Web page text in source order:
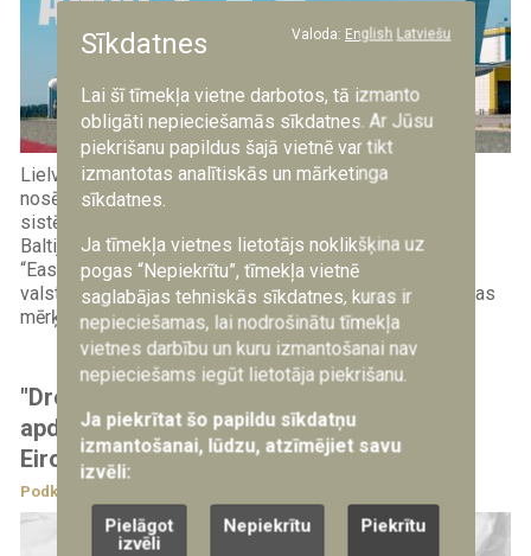
Lielvārdes gaisa spēku bāzē pirmo reizi tās vēsturē
nosēdusies NATO agrās brīdināšanas un kontroles
sistēmas (AWACS) lidmašīna “Boeing” E-3A, kas šobrīd
Baltijas reģionā piedalās divās alianses operācijās:
“Eastern Sentry”, kas vērsta uz Eiropas austrumu flanga
valstu gaisa telpas aizsardzību, un “Baltic Sentinel”, kuras
mērķis ir uzraudzīt un...
"Droši ir zināt": Cik nopietni Irānas režīms
apdraud ne tikai Tuvos Austrumus, bet arī
Eiropu?
Podkāsti
Sīkdatnes Valoda: English Latviešu
Lai šī tīmekļa vietne darbotos, tā izmanto
obligāti nepieciešamās sīkdatnes. Ar Jūsu
piekrišanu papildus šajā vietnē var tikt
izmantotas analītiskās un mārketinga
sīkdatnes.
Ja tīmekļa vietnes lietotājs noklikšķina uz
pogas “Nepiekrītu”, tīmekļa vietnē
saglabājas tehniskās sīkdatnes, kuras ir
nepieciešamas, lai nodrošinātu tīmekļa
vietnes darbību un kuru izmantošanai nav
nepieciešams iegūt lietotāja piekrišanu.
Ja piekrītat šo papildu sīkdatņu
izmantošanai, lūdzu, atzīmējiet savu
izvēli:
Pielāgot
izvēli
Nepiekrītu Piekrītu